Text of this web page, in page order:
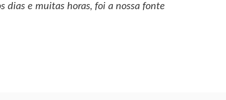
dias e muitas horas, foi a nossa fonte